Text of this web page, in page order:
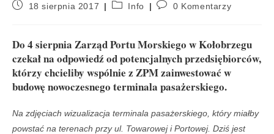
18 sierpnia 2017 Info 0 Komentarzy
Do 4 sierpnia Zarząd Portu Morskiego w Kołobrzegu
czekał na odpowiedź od potencjalnych przedsiębiorców,
którzy chcieliby wspólnie z ZPM zainwestować w
budowę nowoczesnego terminala pasażerskiego.
Na zdjęciach wizualizacja terminala pasażerskiego, który miałby
powstać na terenach przy ul. Towarowej i Portowej. Dziś jest